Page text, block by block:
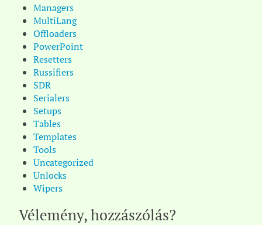
Managers
MultiLang
Offloaders
PowerPoint
Resetters
Russifiers
SDR
Serialers
Setups
Tables
Templates
Tools
Uncategorized
Unlocks
Wipers
Vélemény, hozzászólás?